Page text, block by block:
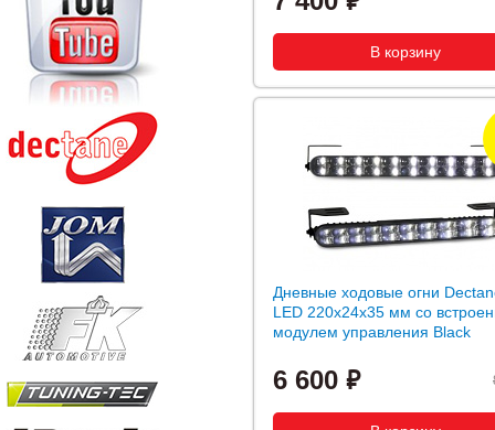
Дневные ходовые огни
LED 220x24x35 мм со
модулем управления Black
6 600